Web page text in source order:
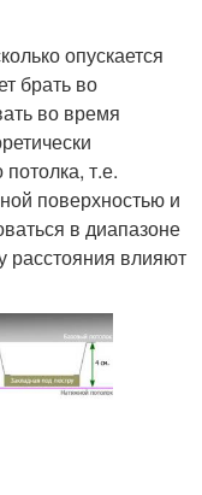
опускается
брать во
во время
т.е.
поверхностью и
в диапазоне
расстояния влияют